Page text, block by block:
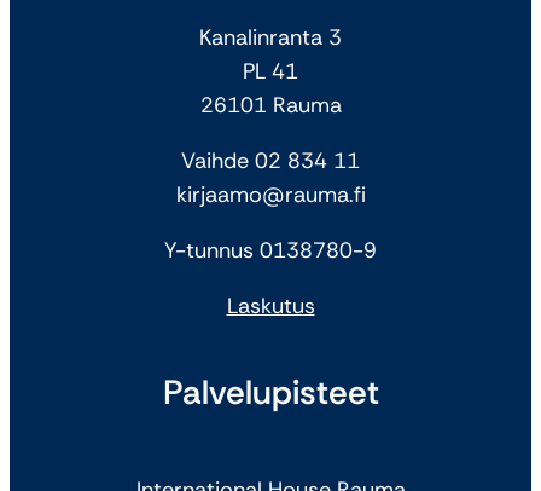
Kanalinranta 3
PL 41
26101 Rauma
Vaihde 02 834 11
kirjaamo@rauma.fi
Y-tunnus 0138780-9
Laskutus
Palvelupisteet